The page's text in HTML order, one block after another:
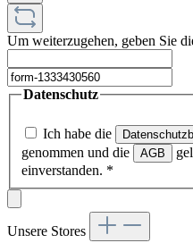
Um weiterzugehen, geben Sie
Datenschutz
Ich habe die
genommen und die
AGB
einverstanden. *
Unsere Stores